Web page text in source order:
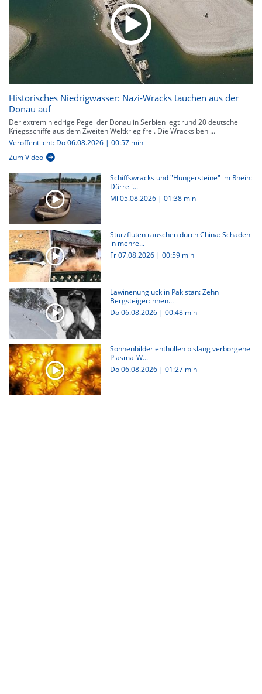
Historisches Niedrigwasser: Nazi-Wracks tauchen aus der
Donau auf
Der extrem niedrige Pegel der Donau in Serbien legt rund 20 deutsche
Kriegsschiffe aus dem Zweiten Weltkrieg frei. Die Wracks behi...
Veröffentlicht: Do 06.08.2026 | 00:57 min
Zum Video
Schiffswracks und "Hungersteine" im Rhein:
Dürre i...
Mi 05.08.2026 | 01:38 min
Sturzfluten rauschen durch China: Schäden
in mehre...
Fr 07.08.2026 | 00:59 min
Lawinenunglück in Pakistan: Zehn
Bergsteiger:innen...
Do 06.08.2026 | 00:48 min
Sonnenbilder enthüllen bislang verborgene
Plasma-W...
Do 06.08.2026 | 01:27 min